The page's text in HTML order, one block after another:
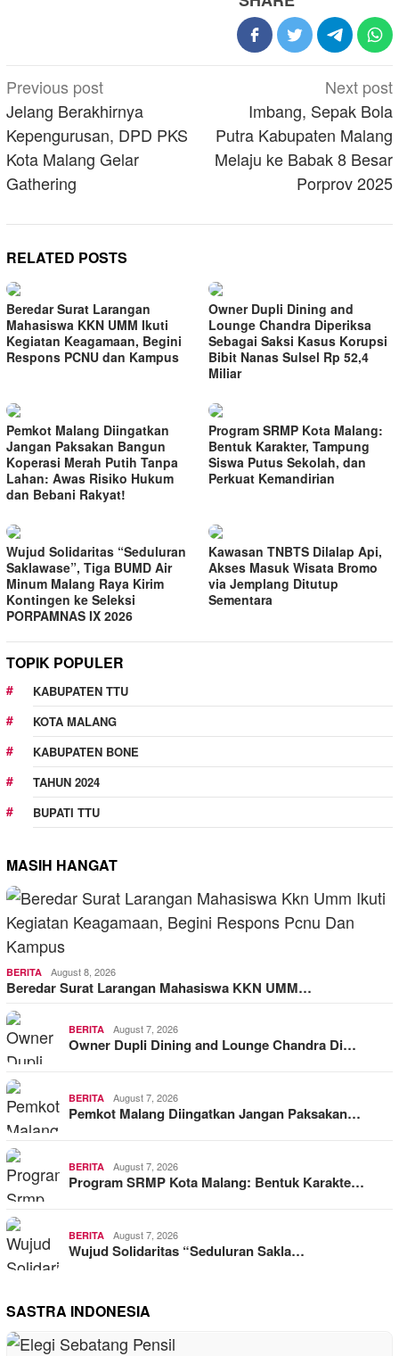
Post
navigation
Previous post
Jelang Berakhirnya
Kepengurusan, DPD PKS
Kota Malang Gelar
Gathering
Next post
Imbang, Sepak Bola
Putra Kabupaten Malang
Melaju ke Babak 8 Besar
Porprov 2025
RELATED POSTS
Beredar Surat Larangan
Mahasiswa KKN UMM Ikuti
Kegiatan Keagamaan, Begini
Respons PCNU dan Kampus
Owner Dupli Dining and
Lounge Chandra Diperiksa
Sebagai Saksi Kasus Korupsi
Bibit Nanas Sulsel Rp 52,4
Miliar
Pemkot Malang Diingatkan
Jangan Paksakan Bangun
Koperasi Merah Putih Tanpa
Lahan: Awas Risiko Hukum
dan Bebani Rakyat!
Program SRMP Kota Malang:
Bentuk Karakter, Tampung
Siswa Putus Sekolah, dan
Perkuat Kemandirian
Wujud Solidaritas “Seduluran
Saklawase”, Tiga BUMD Air
Minum Malang Raya Kirim
Kontingen ke Seleksi
PORPAMNAS IX 2026
Kawasan TNBTS Dilalap Api,
Akses Masuk Wisata Bromo
via Jemplang Ditutup
Sementara
TOPIK POPULER
KABUPATEN TTU
KOTA MALANG
KABUPATEN BONE
TAHUN 2024
BUPATI TTU
MASIH HANGAT
BERITA August 8, 2026
Beredar Surat Larangan Mahasiswa KKN UMM…
BERITA August 7, 2026
Owner Dupli Dining and Lounge Chandra Di…
BERITA August 7, 2026
Pemkot Malang Diingatkan Jangan Paksakan…
BERITA August 7, 2026
Program SRMP Kota Malang: Bentuk Karakte…
BERITA August 7, 2026
Wujud Solidaritas “Seduluran Sakla…
SASTRA INDONESIA